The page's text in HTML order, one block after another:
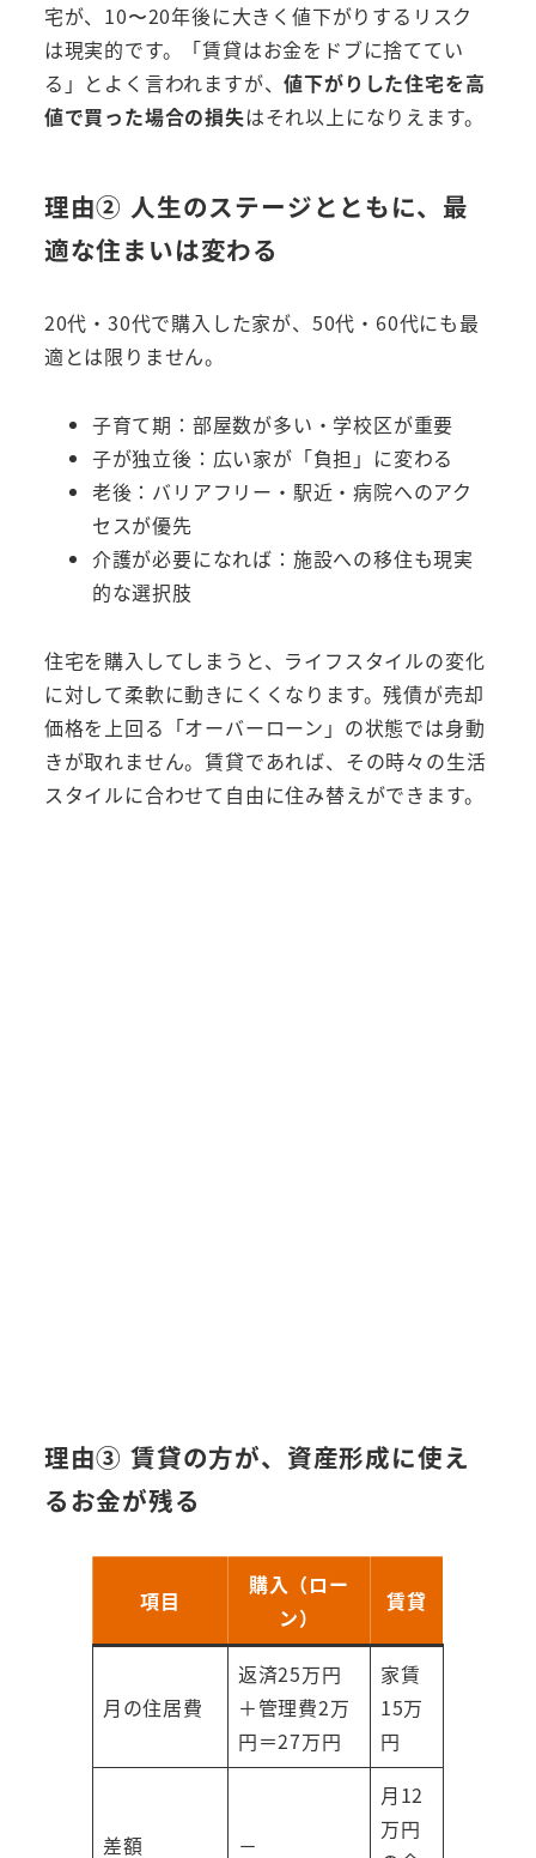
宅が、10〜20年後に大きく値下がりするリスク
は現実的です。「賃貸はお金をドブに捨ててい
る」とよく言われますが、値下がりした住宅を高
値で買った場合の損失はそれ以上になりえます。
理由② 人生のステージとともに、最
適な住まいは変わる
20代・30代で購入した家が、50代・60代にも最
適とは限りません。
子育て期：部屋数が多い・学校区が重要
子が独立後：広い家が「負担」に変わる
老後：バリアフリー・駅近・病院へのアク
セスが優先
介護が必要になれば：施設への移住も現実
的な選択肢
住宅を購入してしまうと、ライフスタイルの変化
に対して柔軟に動きにくくなります。残債が売却
価格を上回る「オーバーローン」の状態では身動
きが取れません。賃貸であれば、その時々の生活
スタイルに合わせて自由に住み替えができます。
理由③ 賃貸の方が、資産形成に使え
るお金が残る
項目
購入（ロー
ン）
賃貸
月の住居費
返済25万円
＋管理費2万
円＝27万円
家賃
15万
円
差額 －
月12
万円